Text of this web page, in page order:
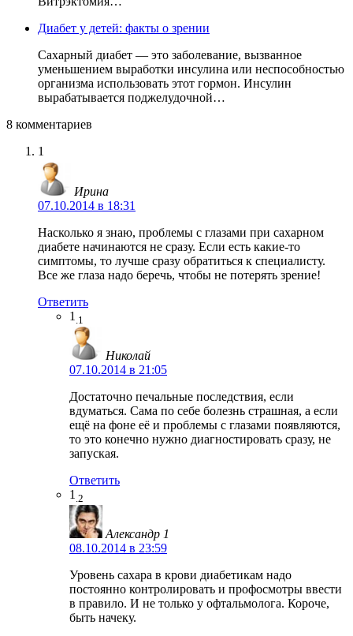
Диабет у детей: факты о зрении
Сахарный диабет — это заболевание, вызванное
уменьшением выработки инсулина или неспособностью
организма использовать этот гормон. Инсулин
вырабатывается поджелудочной…
8 комментариев
1
Ирина
07.10.2014 в 18:31
Насколько я знаю, проблемы с глазами при сахарном
диабете начинаются не сразу. Если есть какие-то
симптомы, то лучше сразу обратиться к специалисту.
Все же глаза надо беречь, чтобы не потерять зрение!
Ответить
1 .1
Николай
07.10.2014 в 21:05
Достаточно печальные последствия, если
вдуматься. Сама по себе болезнь страшная, а если
ещё на фоне её и проблемы с глазами появляются,
то это конечно нужно диагностировать сразу, не
запуская.
Ответить
1 .2
Александр 1
08.10.2014 в 23:59
Уровень сахара в крови диабетикам надо
постоянно контролировать и профосмотры ввести
в правило. И не только у офтальмолога. Короче,
быть начеку.